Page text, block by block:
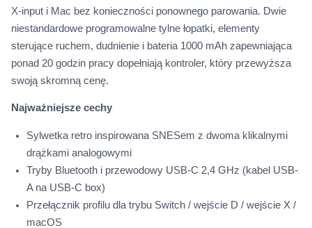
X-input i Mac bez konieczności ponownego parowania. Dwie
niestandardowe programowalne tylne łopatki, elementy
sterujące ruchem, dudnienie i bateria 1000 mAh zapewniająca
ponad 20 godzin pracy dopełniają kontroler, który przewyższa
swoją skromną cenę.
Najważniejsze cechy
Sylwetka retro inspirowana SNESem z dwoma klikalnymi
drążkami analogowymi
Tryby Bluetooth i przewodowy USB-C 2,4 GHz (kabel USB-
A na USB-C box)
Przełącznik profilu dla trybu Switch / wejście D / wejście X /
macOS